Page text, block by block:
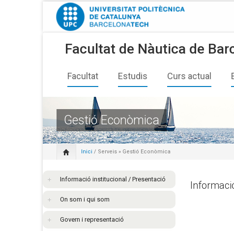
Facultat de Nàutica de
Facultat Estudis Curs actual
Gestió Econòmica
Inici / Serveis » Gestió Econòmica
Informació institucional / Presentació
On som i qui som
Govern i representació